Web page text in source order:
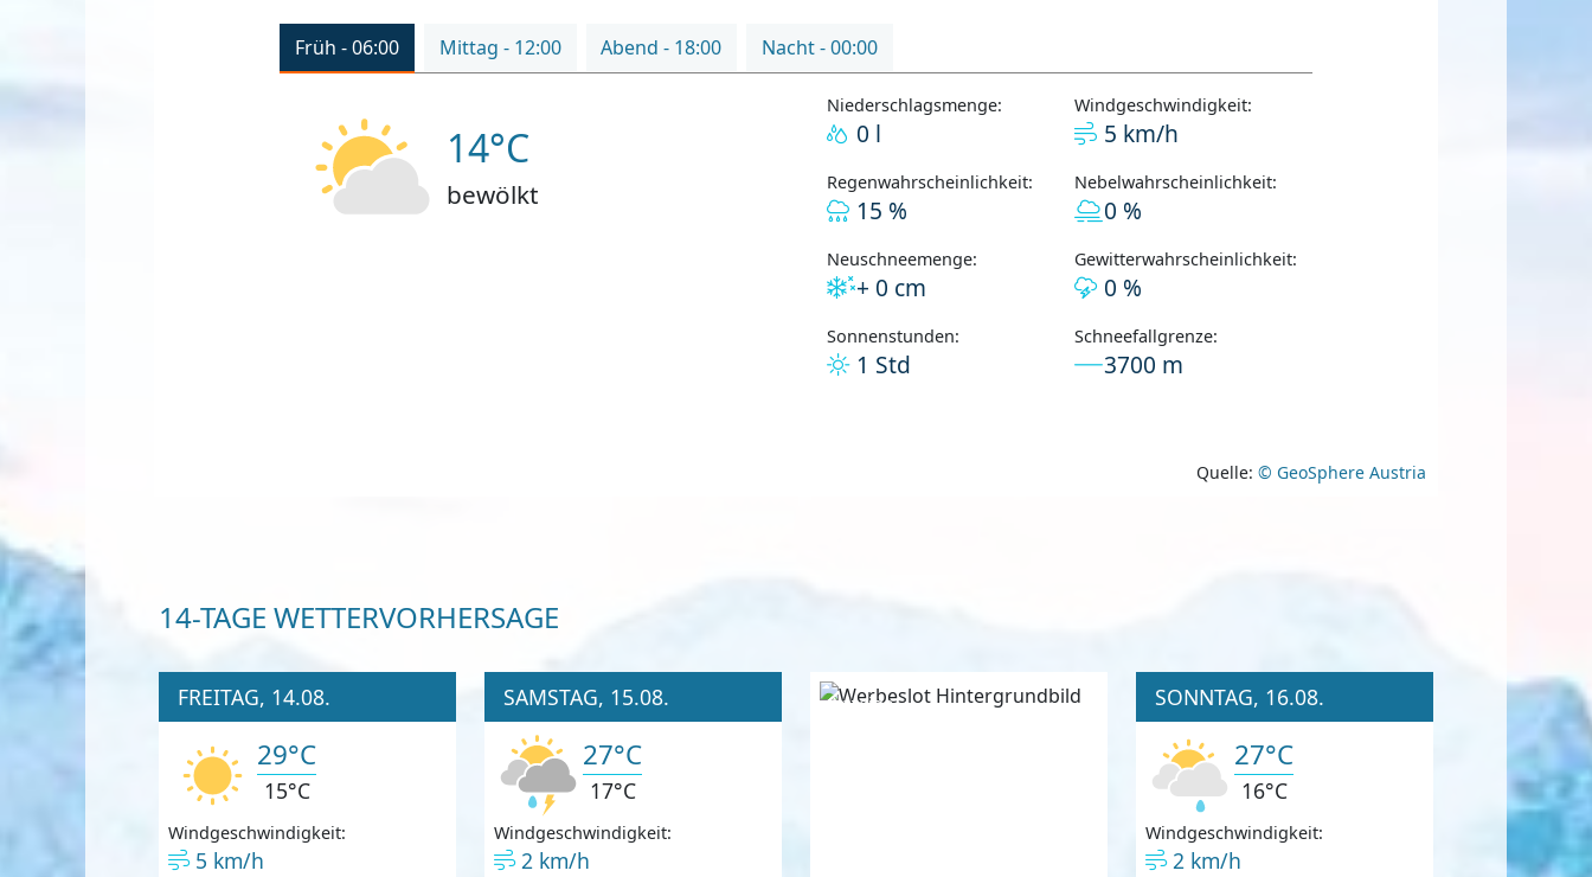
Früh - 06:00 Mittag - 12:00 Abend - 18:00 Nacht - 00:00
14°C
bewölkt
Niederschlagsmenge:
0 l
Regenwahrscheinlichkeit:
15 %
Neuschneemenge:
+ 0 cm
Sonnenstunden:
1 Std
Windgeschwindigkeit:
5 km/h
Nebelwahrscheinlichkeit:
0 %
Gewitterwahrscheinlichkeit:
0 %
Schneefallgrenze:
3700 m
Quelle: © GeoSphere Austria
14-TAGE WETTERVORHERSAGE
FREITAG, 14.08.
29°C
15°C
Windgeschwindigkeit:
5 km/h
SAMSTAG, 15.08.
27°C
17°C
Windgeschwindigkeit:
2 km/h
Anzeige SONNTAG, 16.08.
27°C
16°C
Windgeschwindigkeit:
2 km/h